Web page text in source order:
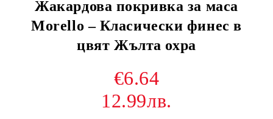
Жакардова покривка за маса
Morello – Класически финес в
цвят Жълта охра
€6.64
12.99лв.